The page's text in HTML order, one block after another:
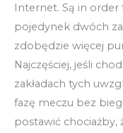
Internet. Są in order
pojedynek dwóch
zdobędzie więcej
Najczęściej, jeśli
zakładach tych
fazę meczu bez
postawić chociażby,